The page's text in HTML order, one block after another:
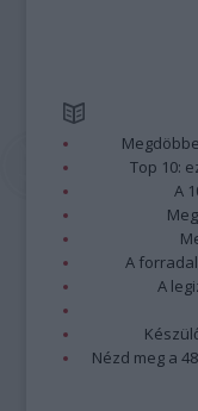
Top 10:
A
A
A
Nézd meg a